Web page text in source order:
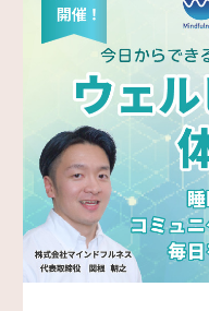
お問い合わせ
採用情報
法人情報
アクセス